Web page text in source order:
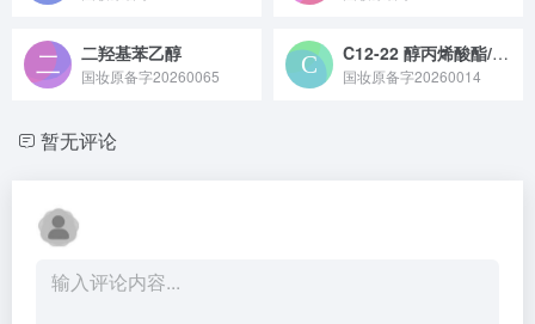
二羟基苯乙醇
国妆原备字20260065
C12-22 醇丙烯酸酯/丙烯酸羟乙酯共聚物
国妆原备字20260014
暂无评论